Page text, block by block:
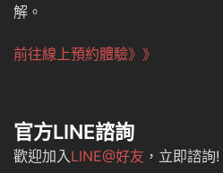
解。
前往線上預約體驗》》
官方LINE諮詢
歡迎加入 LINE@好友 ，立即諮詢!